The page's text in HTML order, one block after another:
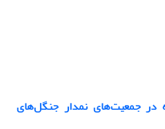
در جمعیت‌های نمدار جنگل‌های